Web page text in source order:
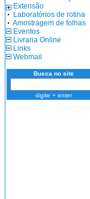
Extensão
Laboratórios de rotina
Amostragem de folhas
Eventos
Livraria Online
Links
Webmail
Busca no site
digite + enter